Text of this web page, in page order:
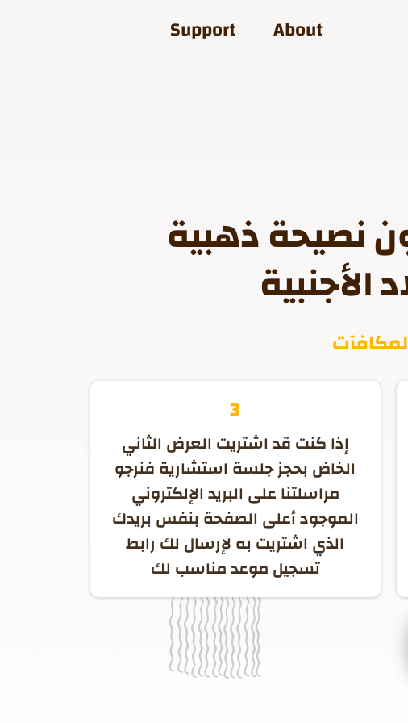
Support About
نصيحة ذهبية
الأجنبية
3
إذا كنت قد اشتريت العرض الثاني
الخاض بحجز جلسة استشارية فنرجو
مراسلتنا على البريد الإلكتروني
الموجود أعلى الصفحة بنفس بريدك
الذي اشتريت به لإرسال لك رابط
تسجيل موعد مناسب لك